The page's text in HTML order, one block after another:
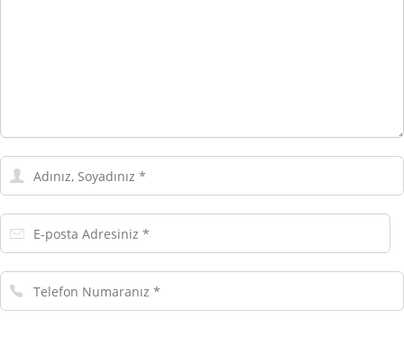
Adınız,
Soyadınız
E-
posta
Telefon
Numaranız